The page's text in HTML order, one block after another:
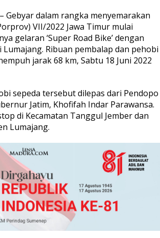
Gebyar dalam rangka menyemarakan
VII/2022 Jawa Timur mulai
gelaran ‘Super Road Bike’ dengan
Ribuan pembalap dan pehobi
jarak 68 km, Sabtu 18 Juni 2022
sepeda tersebut dilepas dari Pendopo
Jatim, Khofifah Indar Parawansa.
di Kecamatan Tanggul Jember dan
Lumajang.